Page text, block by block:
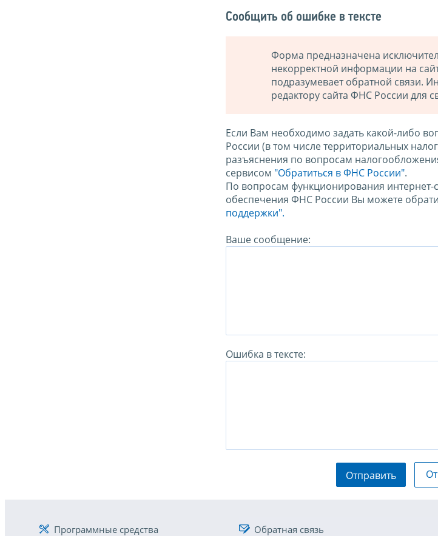
Сообщить об ошибке в тексте
Форма предназначена
некорректной информации на
подразумевает обратной связи.
редактору сайта ФНС России для
Если Вам необходимо задать какой-либо
России (в том числе территориальных
разъяснения по вопросам
сервисом "Обратиться в ФНС России".
По вопросам функционирования
обеспечения ФНС России Вы можете
поддержки".
Ваше сообщение:
Ошибка в тексте:
Отправить
Программные средства
Обратная связь